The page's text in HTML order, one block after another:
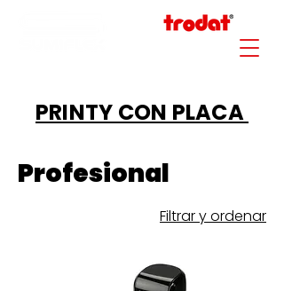
PRINTY CON PLACA
Profesional
Filtrar y ordenar